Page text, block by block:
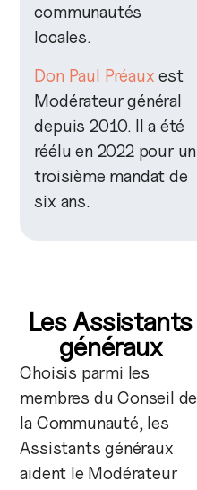
communautés
locales.
Don Paul Préaux est
Modérateur général
depuis 2010. Il a été
réélu en 2022 pour un
troisième mandat de
six ans.
Les Assistants
généraux
Choisis parmi les
membres du Conseil de
la Communauté, les
Assistants généraux
aident le Modérateur